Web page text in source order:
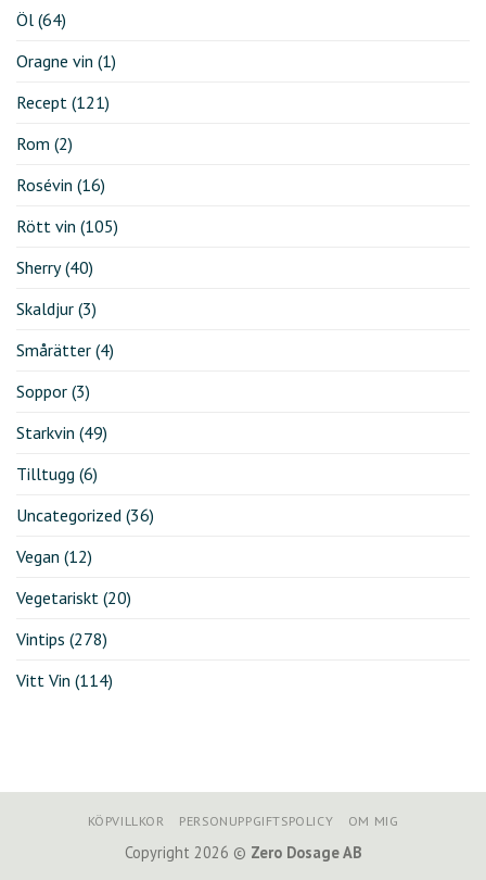
Öl (64)
Oragne vin (1)
Recept (121)
Rom (2)
Rosévin (16)
Rött vin (105)
Sherry(40)
Skaldjur (3)
Smårätter (4)
Soppor (3)
Starkvin (49)
Tilltugg (6)
Uncategorized (36)
Vegan (12)
Vegetariskt (20)
Vintips (278)
Vitt Vin (114)
KÖPVILLKOR PERSONUPPGIFTSPOLICY OM MIG
Copyright 2026 © Zero Dosage AB